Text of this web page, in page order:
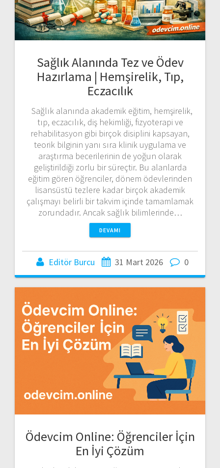
Sağlık Alanında Tez ve Ödev
Hazırlama | Hemşirelik, Tıp,
Eczacılık
Sağlık alanında akademik eğitim, hemşirelik,
tıp, eczacılık, diş hekimliği, fizyoterapi ve
rehabilitasyon gibi birçok disiplini kapsayan,
teorik bilginin yanı sıra klinik uygulama ve
araştırma becerilerinin de yoğun olarak
geliştirildiği zorlu bir süreçtir. Bu alanlarda
eğitim gören öğrenciler, dönem ödevlerinden
lisansüstü tezlere kadar birçok akademik
çalışmayı belirli bir takvim içinde tamamlamak
zorundadır. Ancak sağlık bilimlerinde…
DEVAMI
Editör Burcu 31 Mart 2026 0
Ödevcim Online: Öğrenciler İçin
En İyi Çözüm